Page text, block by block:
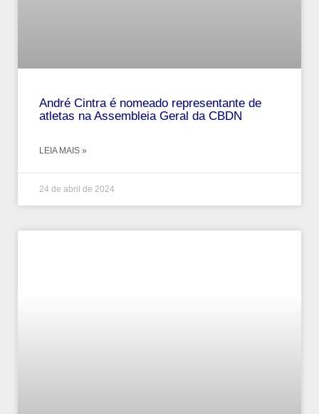
André‌ ‌Cintra‌ ‌é‌ ‌nomeado‌ ‌representante‌ ‌de‌
‌atletas‌ ‌na‌ ‌Assembleia‌ ‌Geral‌ ‌da‌ ‌CBDN‌
LEIA MAIS »
24 de abril de 2024